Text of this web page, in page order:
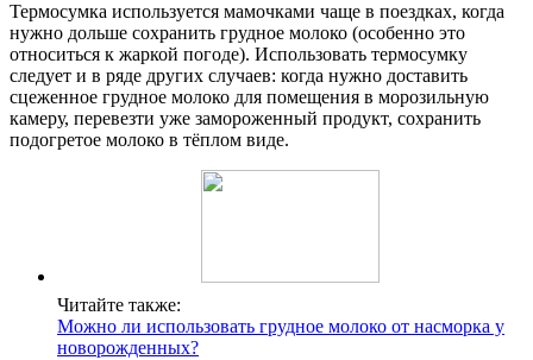
Термосумка используется мамочками чаще в поездках, когда
нужно дольше сохранить грудное молоко (особенно это
относиться к жаркой погоде). Использовать термосумку
следует и в ряде других случаев: когда нужно доставить
сцеженное грудное молоко для помещения в морозильную
камеру, перевезти уже замороженный продукт, сохранить
подогретое молоко в тёплом виде.
Читайте также:
Можно ли использовать грудное молоко от насморка у
новорожденных?